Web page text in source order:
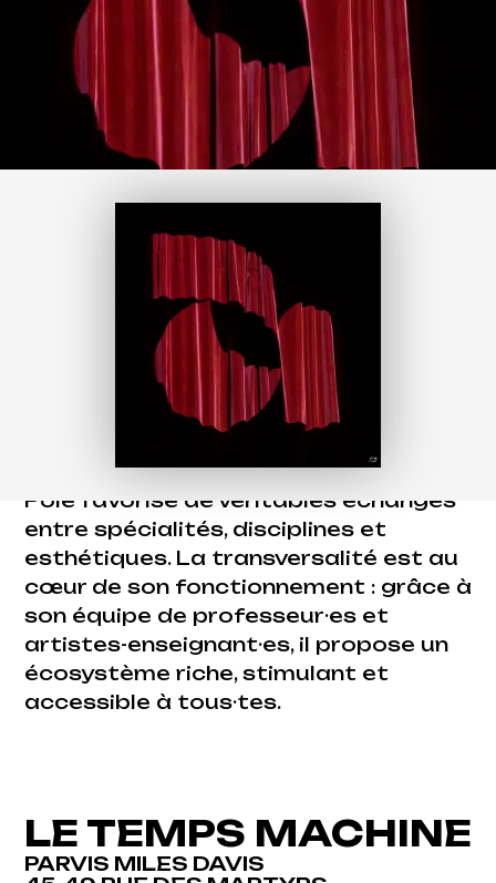
l’Aubrière Asso est une véritable
ressource pour la pratique amateur
dans toutes ses formes sur le
territoire fondettois. Il s’engage
pleinement dans l’accompagnement
pédagogique et artistique de tous
Ouvert aux pratiques émergentes, le
Pôle favorise de véritables échanges
entre spécialités, disciplines et
esthétiques. La transversalité est au
cœur de son fonctionnement : grâce à
son équipe de professeur·es et
artistes-enseignant·es, il propose un
écosystème riche, stimulant et
accessible à tous·tes.
LE TEMPS MACHINE
PARVIS MILES DAVIS